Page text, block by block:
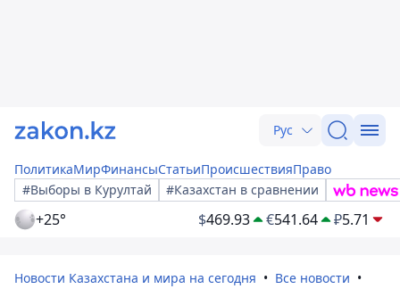
Рус
ПолитикаМирФинансыСтатьиПроисшествияПраво
#Выборы в Курултай
#Казахстан в сравнении
+25° $469.93 €541.64 ₽5.71
Новости Казахстана и мира на сегодня
Все новости